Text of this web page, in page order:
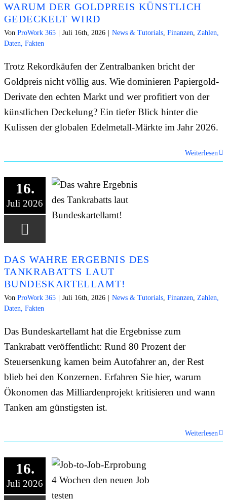
WARUM DER GOLDPREIS KÜNSTLICH
GEDECKELT WIRD
Von ProWork 365 Juli 16th, 2026 News & Tutorials Finanzen
Zahlen,
Daten, Fakten
Trotz Rekordkäufen der Zentralbanken bricht der
Goldpreis nicht völlig aus. Wie dominieren Papiergold-
Derivate den echten Markt und wer profitiert von der
künstlichen Deckelung? Ein tiefer Blick hinter die
Kulissen der globalen Edelmetall-Märkte im Jahr 2026.
Weiterlesen
16.
Juli 2026
DAS WAHRE ERGEBNIS DES
TANKRABATTS LAUT
BUNDESKARTELLAMT!
Von ProWork 365 Juli 16th, 2026 News & Tutorials Finanzen
Zahlen,
Daten, Fakten
Das Bundeskartellamt hat die Ergebnisse zum
Tankrabatt veröffentlicht: Rund 80 Prozent der
Steuersenkung kamen beim Autofahrer an, der Rest
blieb bei den Konzernen. Erfahren Sie hier, warum
Ökonomen das Milliardenprojekt kritisieren und wann
Tanken am günstigsten ist.
Weiterlesen
16.
Juli 2026